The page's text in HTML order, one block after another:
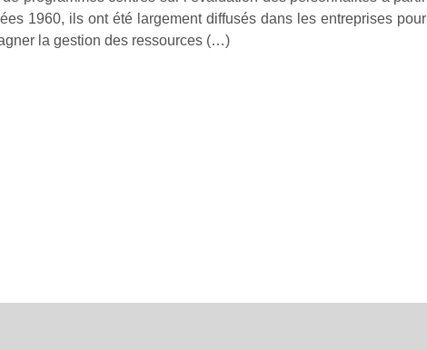
1960, ils ont été largement diffusés dans les entreprises pour
la gestion des ressources (…)